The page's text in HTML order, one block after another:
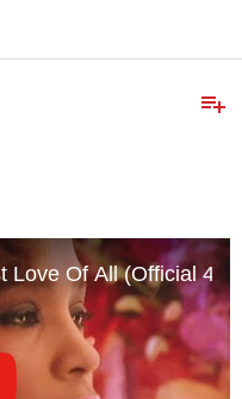
playlist_add
Love Of All (Official 4K